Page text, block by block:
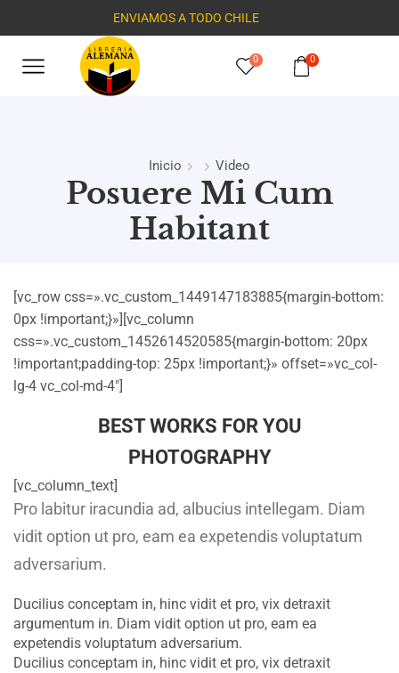
ENVIAMOS A TODO CHILE
0 0
Inicio Video
Posuere Mi Cum
Habitant
[vc_row css=».vc_custom_1449147183885{margin-bottom:
0px !important;}»][vc_column
css=».vc_custom_1452614520585{margin-bottom: 20px
!important;padding-top: 25px !important;}» offset=»vc_col-
lg-4 vc_col-md-4″]
BEST WORKS FOR YOU
PHOTOGRAPHY
[vc_column_text]
Pro labitur iracundia ad, albucius intellegam. Diam
vidit option ut pro, eam ea expetendis voluptatum
adversarium.
Ducilius conceptam in, hinc vidit et pro, vix detraxit
argumentum in. Diam vidit option ut pro, eam ea
expetendis voluptatum adversarium.
Ducilius conceptam in, hinc vidit et pro, vix detraxit